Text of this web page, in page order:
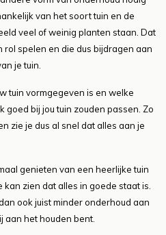
van het soort tuin en de
veel of weinig planten staan. Dat
rol spelen en die dus bijdragen aan
je tuin.
tuin vormgegeven is en welke
goed bij jou tuin zouden passen. Zo
zie je dus al snel dat alles aan je
genieten van een heerlijke tuin
zien dat alles in goede staat is.
ook juist minder onderhoud aan
aan het houden bent.